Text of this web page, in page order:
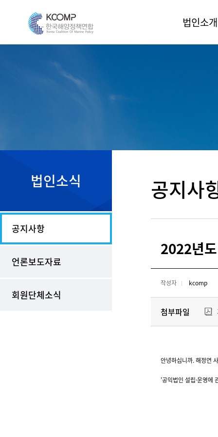
법인소개
인사말
운영위원회
법인소식
공지사항
언론보도자료
회원단체소식
공지사
2022년
작성자 kcomp
첨부파일
안녕하십니까. 해정연
'공익법인 설립·운영에